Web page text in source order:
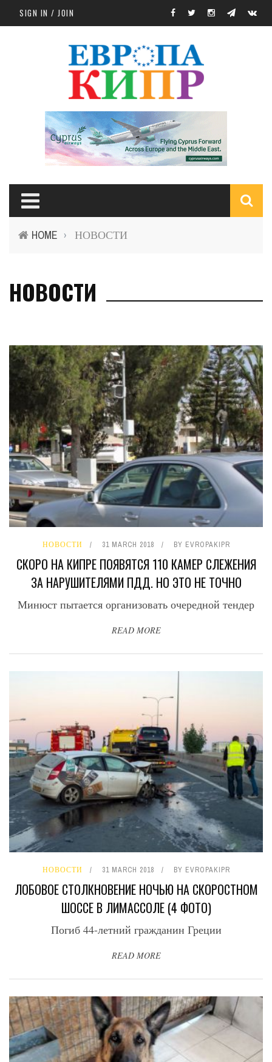
Skip to main content
SIGN IN / JOIN
HOME › НОВОСТИ
НОВОСТИ
НОВОСТИ 31 MARCH 2018 BY EVROPAKIPR
СКОРО НА КИПРЕ ПОЯВЯТСЯ 110 КАМЕР СЛЕЖЕНИЯ
ЗА НАРУШИТЕЛЯМИ ПДД. НО ЭТО НЕ ТОЧНО
Минюст пытается организовать очередной тендер
READ MORE
НОВОСТИ 31 MARCH 2018 BY EVROPAKIPR
ЛОБОВОЕ СТОЛКНОВЕНИЕ НОЧЬЮ НА СКОРОСТНОМ
ШОССЕ В ЛИМАССОЛЕ (4 ФОТО)
Погиб 44-летний гражданин Греции
READ MORE